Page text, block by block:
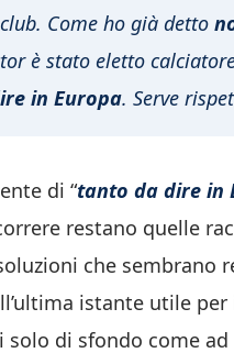
Come ho già detto
è stato eletto
in Europa. Serve
di “tanto da dire in
restano quelle
che sembrano
istante utile
di sfondo come ad